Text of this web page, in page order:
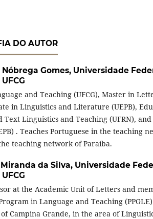
DO AUTOR
Gomes, Universidade
and Teaching (UFCG), Master in
in Linguistics and Literature (UEPB),
Text Linguistics and Teaching (UFRN),
. Teaches Portuguese in the teaching
teaching network of Paraíba.
da Silva, Universidade
at the Academic Unit of Letters and
in Language and Teaching
Campina Grande, in the area of